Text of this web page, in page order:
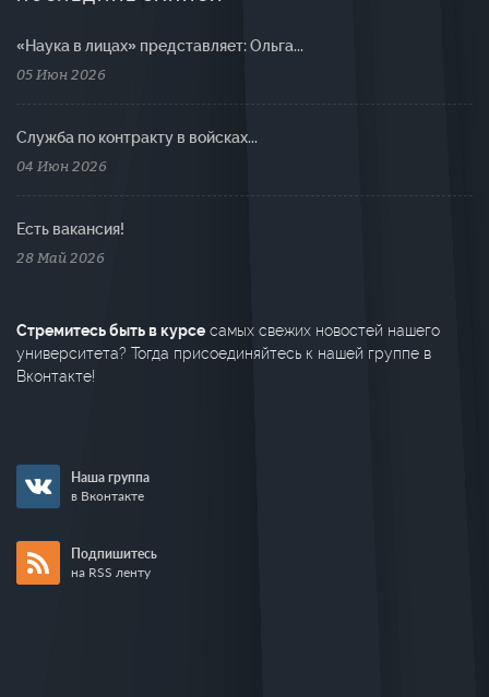
«Наука в лицах» представляет: Ольга...
05 Июн 2026
Cлужба по контракту в войсках...
04 Июн 2026
Есть вакансия!
28 Май 2026
Стремитесь быть в курсе самых свежих новостей нашего
университета? Тогда присоединяйтесь к нашей группе в
Вконтакте!
Наша группа
в Вконтакте
Подпишитесь
на RSS ленту